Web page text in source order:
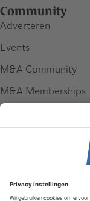
Community
Adverteren
Events
M&A Community
M&A Memberships
Service &